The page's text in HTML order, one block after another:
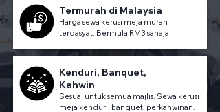
Termurah di Malaysia
Harga sewa kerusi meja murah
terdasyat. Bermula RM3 sahaja.
Kenduri, Banquet,
Kahwin
Sesuai untuk semua majlis. Sewa kerusi
meja kenduri, banquet, perkahwinan.